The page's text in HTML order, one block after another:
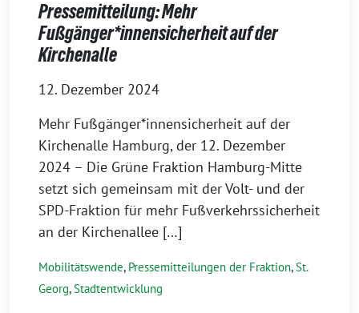
Pressemitteilung: Mehr
Fußgänger*innensicherheit auf der
Kirchenalle
12. Dezember 2024
Mehr Fußgänger*innensicherheit auf der
Kirchenalle Hamburg, der 12. Dezember
2024 – Die Grüne Fraktion Hamburg-Mitte
setzt sich gemeinsam mit der Volt- und der
SPD-Fraktion für mehr Fußverkehrssicherheit
an der Kirchenallee […]
Mobilitätswende, Pressemitteilungen der Fraktion,St.
Georg,Stadtentwicklung